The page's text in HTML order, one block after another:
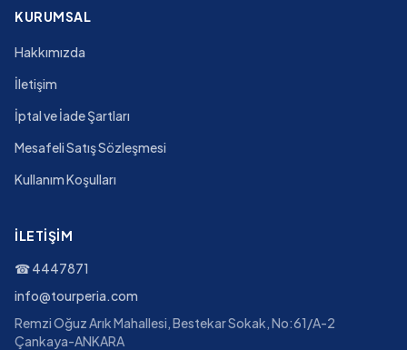
KURUMSAL
Hakkımızda
İletişim
İptal ve İade Şartları
Mesafeli Satış Sözleşmesi
Kullanım Koşulları
İLETIŞIM
☎4447871
info@tourperia.com
Remzi Oğuz Arık Mahallesi, Bestekar Sokak, No:61/A-2
Çankaya-ANKARA